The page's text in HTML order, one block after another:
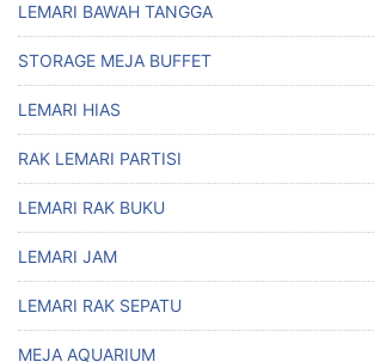
LEMARI BAWAH TANGGA
STORAGE MEJA BUFFET
LEMARI HIAS
RAK LEMARI PARTISI
LEMARI RAK BUKU
LEMARI JAM
LEMARI RAK SEPATU
MEJA AQUARIUM